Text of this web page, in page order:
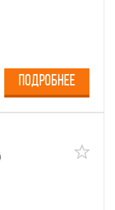
ПОДРОБНЕЕ